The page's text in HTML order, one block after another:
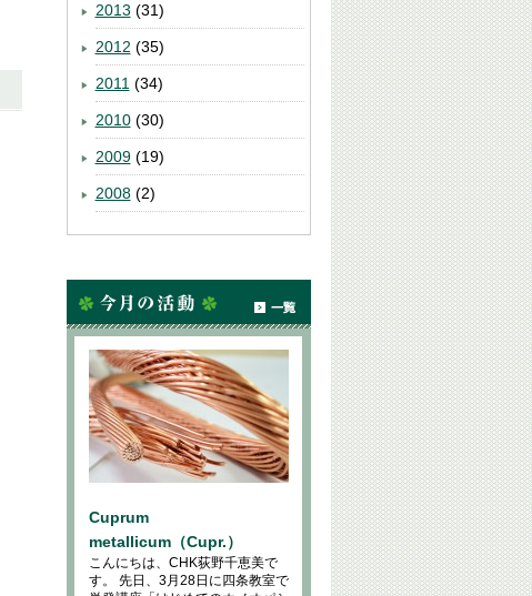
2013 (31)
2012 (35)
2011 (34)
2010(30)
2009(19)
2008(2)
Cuprum
metallicum（Cupr.）
こんにちは、CHK荻野千恵美で
す。 先日、3月28日に四条教室で